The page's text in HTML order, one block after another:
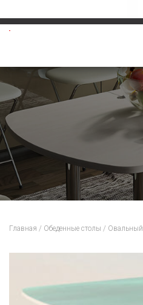
Главная / Обеденные столы / Овальный